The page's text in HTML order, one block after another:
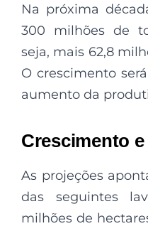
Na próxima
300 milhões de
seja, mais 62,8
O crescimento
aumento da
Crescimento
As projeções
das seguintes
milhões de